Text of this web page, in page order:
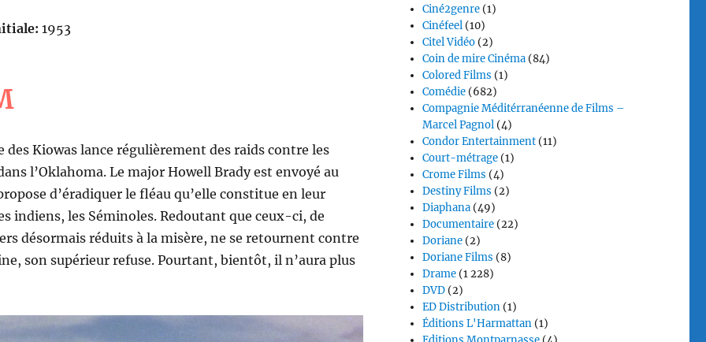
1953
Kiowas lance régulièrement des raids contre les
l’Oklahoma. Le major Howell Brady est envoyé au
d’éradiquer le fléau qu’elle constitue en leur
indiens, les Séminoles. Redoutant que ceux-ci, de
désormais réduits à la misère, ne se retournent contre
son supérieur refuse. Pourtant, bientôt, il n’aura plus
Ciné2genre (1)
Cinéfeel (10)
Citel Vidéo (2)
Coin de mire Cinéma (84)
Colored Films (1)
Comédie (682)
Compagnie Méditérranéenne de Films –
Marcel Pagnol (4)
Condor Entertainment (11)
Court-métrage (1)
Crome Films (4)
Destiny Films (2)
Diaphana (49)
Documentaire (22)
Doriane (2)
Doriane Films (8)
Drame (1 228)
DVD (2)
ED Distribution (1)
Éditions L'Harmattan (1)